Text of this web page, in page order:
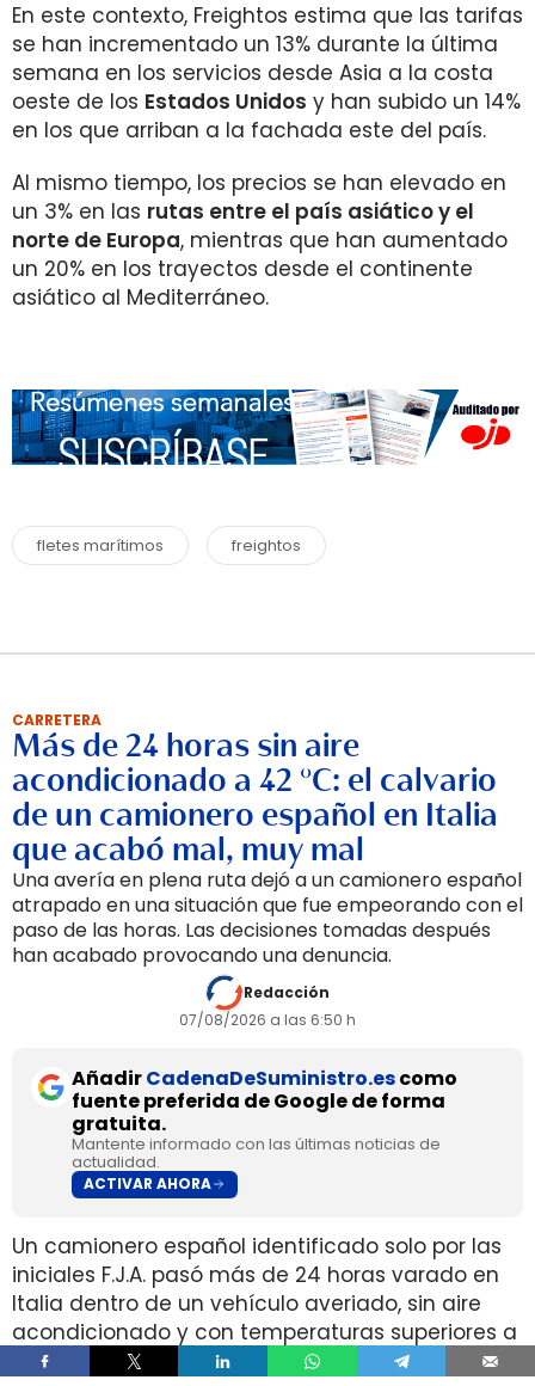
En este contexto, Freightos estima que las tarifas
se han incrementado un 13% durante la última
semana en los servicios desde Asia a la costa
oeste de los Estados Unidos y han subido un 14%
en los que arriban a la fachada este del país.
Al mismo tiempo, los precios se han elevado en
un 3% en las rutas entre el país asiático y el
norte de Europa, mientras que han aumentado
un 20% en los trayectos desde el continente
asiático al Mediterráneo.
fletes marítimos freightos
CARRETERA
Más de 24 horas sin aire
acondicionado a 42 °C: el calvario
de un camionero español en Italia
que acabó mal, muy mal
Una avería en plena ruta dejó a un camionero español
atrapado en una situación que fue empeorando con el
paso de las horas. Las decisiones tomadas después
han acabado provocando una denuncia.
Redacción
07/08/2026 a las 6:50 h
AñadirCadenaDeSuministro.escomo
fuente preferida de Google de forma
gratuita.
Mantente informado con las últimas noticias de
actualidad.
ACTIVAR AHORA
Un camionero español identificado solo por las
iniciales F.J.A. pasó más de 24 horas varado en
Italia dentro de un vehículo averiado, sin aire
acondicionado y con temperaturas superiores a
42°C, después de que la empresa le ordenara